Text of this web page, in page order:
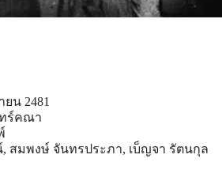
น 2481
ร์คณา
สมพงษ์ จันทรประภา, เบ็ญจา รัตนกุล